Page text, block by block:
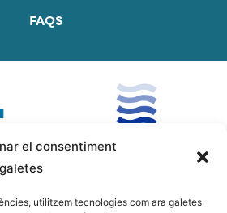
el consentiment
utilitzem tecnologies com ara galetes
FAQS